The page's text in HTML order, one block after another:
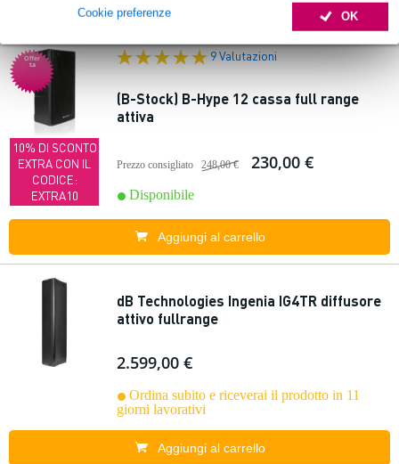
OK
Cookie preferenzeAggiungi al carrello
Offer
ta
10% DI SCONTO
EXTRA CON IL
CODICE:
EXTRA10
9 Valutazioni
(B-Stock) B-Hype 12 cassa full range
attiva
Prezzo consigliato 248,00 € 230,00 €
Disponibile
Aggiungi al carrello
dB Technologies Ingenia IG4TR diffusore
attivo fullrange
2.599,00 €
Ordina subito e riceverai il prodotto in 11
giorni lavorativi
Aggiungi al carrello